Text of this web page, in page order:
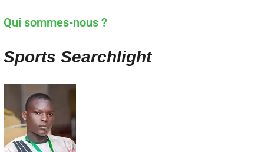
Qui sommes-nous ?
Sports Searchlight